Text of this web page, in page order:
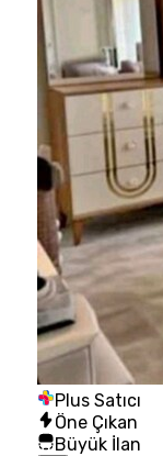
Plus Satıcı
Öne Çıkan
Büyük İlan